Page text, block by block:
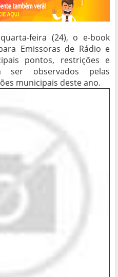
feira (24), o e-book
Emissoras de Rádio e
pontos, restrições e
ser observados pelas
municipais deste ano.